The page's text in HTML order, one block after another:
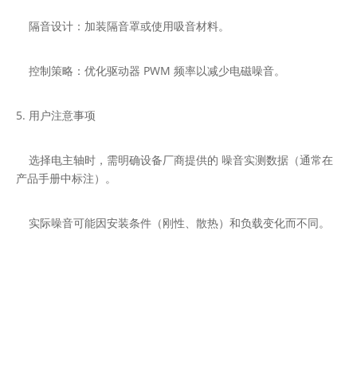
隔音设计：加装隔音罩或使用吸音材料。
控制策略：优化驱动器 PWM 频率以减少电磁噪音。
5. 用户注意事项
选择电主轴时，需明确设备厂商提供的 噪音实测数据（通常在
产品手册中标注）。
实际噪音可能因安装条件（刚性、散热）和负载变化而不同。